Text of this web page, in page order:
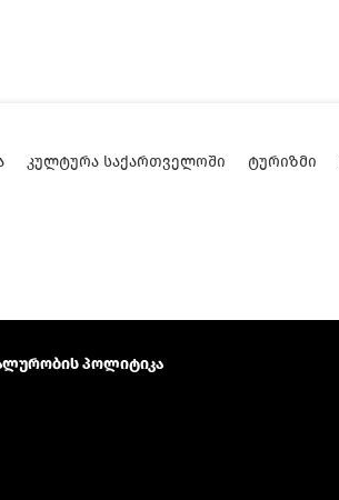
ᲙᲣᲚᲢᲣᲠᲐ ᲡᲐᲥᲐᲠᲗᲕᲔᲚᲝᲨᲘ ᲢᲣᲠᲘᲖᲛᲘ
პოლიტიკა